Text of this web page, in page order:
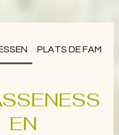
PLATS DE FAMILLE
EN